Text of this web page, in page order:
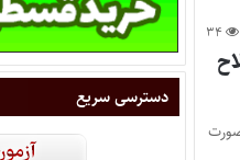
۳۴
کمیسیون‌ها از ۲۲ تیر و به‌صورت
دسترسی سریع